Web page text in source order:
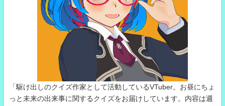
「駆け出しのクイズ作家として活動しているVTuber。お昼にちょ
っと未来の出来事に関するクイズをお届けしています。内容は週